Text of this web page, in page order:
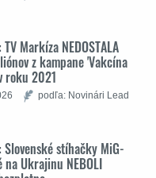
Markíza NEDOSTALA
z kampane 'Vakcína
roku 2021
podľa: Novinári Lead
Slovenské stíhačky MiG-
na Ukrajinu NEBOLI